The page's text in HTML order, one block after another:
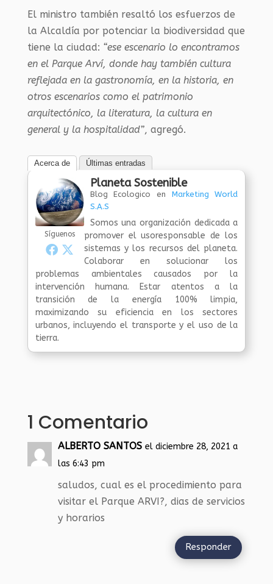
El ministro también resaltó los esfuerzos de
la Alcaldía por potenciar la biodiversidad que
tiene la ciudad: “ese escenario lo encontramos
en el Parque Arví, donde hay también cultura
reflejada en la gastronomía, en la historia, en
otros escenarios como el patrimonio
arquitectónico, la literatura, la cultura en
general y la hospitalidad”, agregó.
Acerca de Últimas entradas
Síguenos
Planeta Sostenible
Blog Ecologico en Marketing World
S.A.S
Somos una organización dedicada a
promover el usoresponsable de los
sistemas y los recursos del planeta.
Colaborar en solucionar los
problemas ambientales causados por la
intervención humana. Estar atentos a la
transición de la energía 100% limpia,
maximizando su eficiencia en los sectores
urbanos, incluyendo el transporte y el uso de la
tierra.
1 Comentario
ALBERTO SANTOS el diciembre 28, 2021 a
las 6:43 pm
saludos, cual es el procedimiento para
visitar el Parque ARVI?, dias de servicios
y horarios
Responder